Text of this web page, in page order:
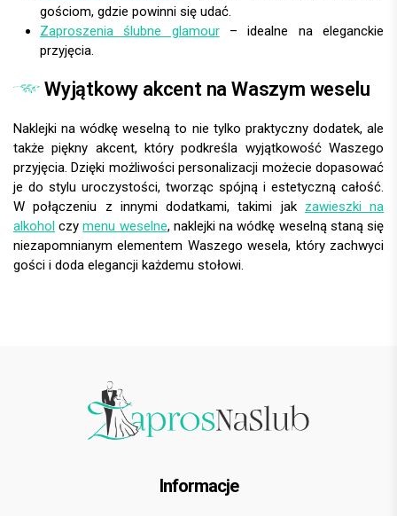
gościom, gdzie powinni się udać.
Zaproszenia ślubne glamour– idealne na eleganckie
przyjęcia.
Wyjątkowy akcent na Waszym weselu
Naklejki na wódkę weselną to nie tylko praktyczny dodatek, ale
także piękny akcent, który podkreśla wyjątkowość Waszego
przyjęcia. Dzięki możliwości personalizacji możecie dopasować
je do stylu uroczystości, tworząc spójną i estetyczną całość.
W połączeniu z innymi dodatkami, takimi jak zawieszki na
alkohol czymenu weselne, naklejki na wódkę weselną staną się
niezapomnianym elementem Waszego wesela, który zachwyci
gości i doda elegancji każdemu stołowi.
Informacje